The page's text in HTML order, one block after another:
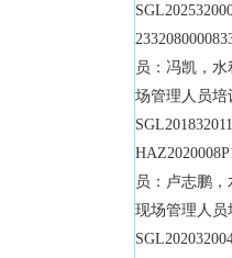
员：冯凯，
场管理人员培
员：卢志鹏
现场管理人